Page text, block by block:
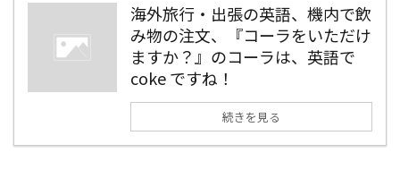
海外旅行・出張の英語、機内で飲
み物の注文、『コーラをいただけ
ますか？』のコーラは、英語で
coke ですね！
続きを見る